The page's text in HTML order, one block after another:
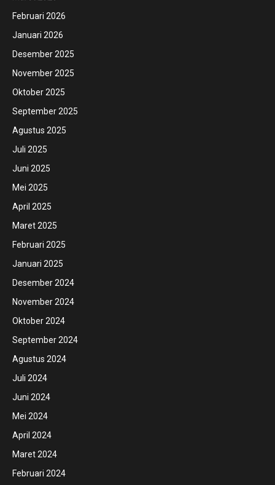
Februari 2026
Januari 2026
Desember 2025
November 2025
Oktober 2025
September 2025
Agustus 2025
Juli 2025
Juni 2025
Mei 2025
April 2025
Maret 2025
Februari 2025
Januari 2025
Desember 2024
November 2024
Oktober 2024
September 2024
Agustus 2024
Juli 2024
Juni 2024
Mei 2024
April 2024
Maret 2024
Februari 2024